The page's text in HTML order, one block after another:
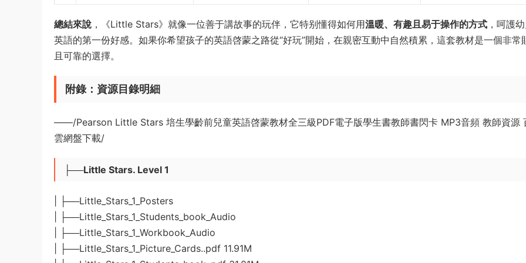
總結來說 ，《Little Stars》就像一位善于講故事的玩伴，它特别懂得如何用溫暖、有趣且易于操作的方式 ，呵護
英語的第一份好感。如果你希望孩子的英語啓蒙之路從“好玩”開始，在親密互動中自然積累，這套教材是一個非常
且可靠的選擇。
附錄：資源目錄明細
——/Pearson Little Stars 培生學齡前兒童英語啓蒙教材全三級PDF電子版學生書教師書閃卡 MP3音頻 教師資源
雲網盤下載/
├──Little Stars. Level 1
| ├──Little_Stars_1_Posters
| ├──Little_Stars_1_Students_book_Audio
| ├──Little_Stars_1_Workbook_Audio
| ├──Little_Stars_1_Picture_Cards..pdf 11.91M